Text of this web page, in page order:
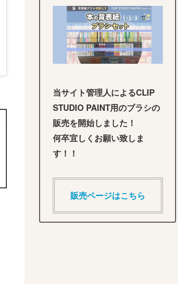
当サイト管理人によるCLIP
STUDIO PAINT用のブラシの
販売を開始しました！
何卒宜しくお願い致しま
す！！
販売ページはこちら